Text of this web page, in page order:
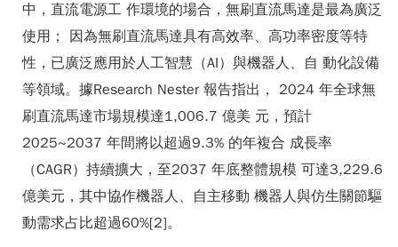
中，直流電源工 作環境的場合，無刷直流馬達是最為廣泛
使用； 因為無刷直流馬達具有高效率、高功率密度等特
性，已廣泛應用於人工智慧（AI）與機器人、自 動化設備
等領域。據Research Nester 報告指出， 2024 年全球無
刷直流馬達市場規模達1,006.7 億美 元，預計
2025~2037 年間將以超過9.3% 的年複合 成長率
（CAGR）持續擴大，至2037 年底整體規模 可達3,229.6
億美元，其中協作機器人、自主移動 機器人與仿生關節驅
動需求占比超過60%[2]。